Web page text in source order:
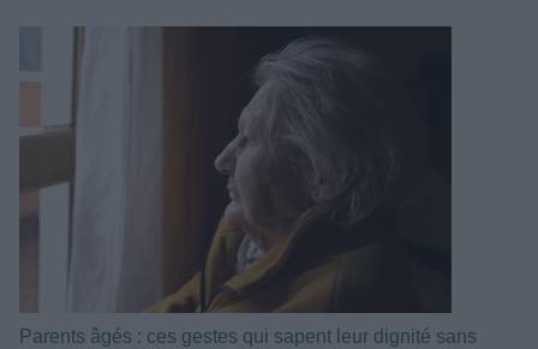
Parents âgés : ces gestes qui sapent leur dignité sans